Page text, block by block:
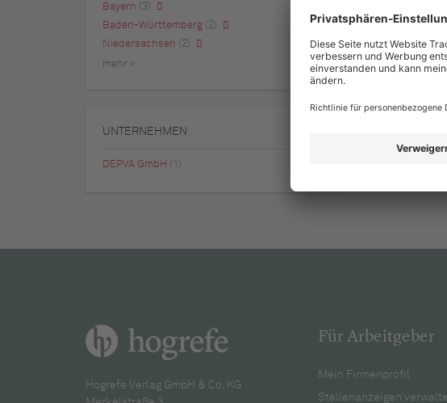
Bayern (3)
Baden-Württemberg
(2)
Niedersachsen
(2)
mehr »
UNTERNEHMEN
DEPVA GmbH (1)
Hogrefe Verlag GmbH & Co. KG
Für Arbeitgeber
Mein Firmenprofil
Stellenanzeigen